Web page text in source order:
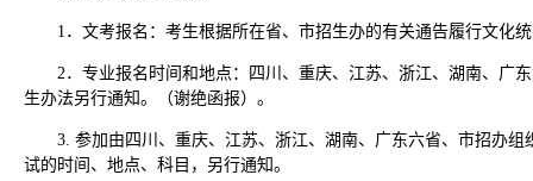
1．文考报名：考生根据所在省、市招生办的有关通告履行文化
2．专业报名时间和地点：四川、重庆、江苏、浙江、湖南、广
生办法另行通知。（谢绝函报）。
3. 参加由四川、重庆、江苏、浙江、湖南、广东六省、市招办
试的时间、地点、科目，另行通知。